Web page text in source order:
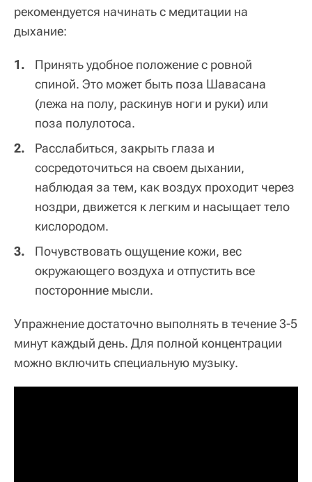
рекомендуется начинать с медитации на
дыхание:
Принять удобное положение с ровной
спиной. Это может быть поза Шавасана
(лежа на полу, раскинув ноги и руки) или
поза полулотоса.
Расслабиться, закрыть глаза и
сосредоточиться на своем дыхании,
наблюдая за тем, как воздух проходит через
ноздри, движется к легким и насыщает тело
кислородом.
Почувствовать ощущение кожи, вес
окружающего воздуха и отпустить все
посторонние мысли.
Упражнение достаточно выполнять в течение 3-5
минут каждый день. Для полной концентрации
можно включить специальную музыку.